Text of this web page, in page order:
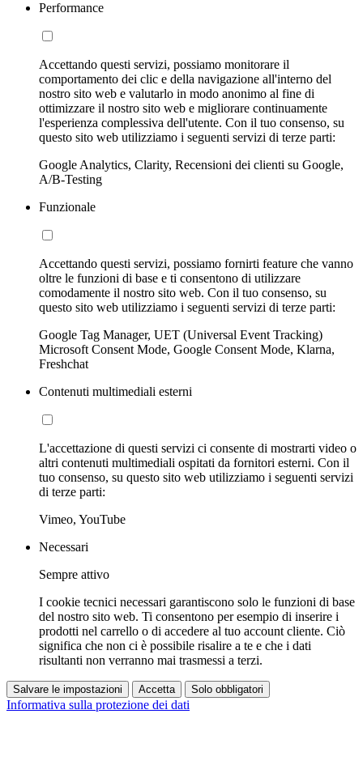
Performance
Accettando questi servizi, possiamo monitorare il
comportamento dei clic e della navigazione all'interno del
nostro sito web e valutarlo in modo anonimo al fine di
ottimizzare il nostro sito web e migliorare continuamente
l'esperienza complessiva dell'utente. Con il tuo consenso, su
questo sito web utilizziamo i seguenti servizi di terze parti:
Google Analytics, Clarity, Recensioni dei clienti su Google,
A/B-Testing
Funzionale
Accettando questi servizi, possiamo fornirti feature che vanno
oltre le funzioni di base e ti consentono di utilizzare
comodamente il nostro sito web. Con il tuo consenso, su
questo sito web utilizziamo i seguenti servizi di terze parti:
Google Tag Manager, UET (Universal Event Tracking)
Microsoft Consent Mode, Google Consent Mode, Klarna,
Freshchat
Contenuti multimediali esterni
L'accettazione di questi servizi ci consente di mostrarti video o
altri contenuti multimediali ospitati da fornitori esterni. Con il
tuo consenso, su questo sito web utilizziamo i seguenti servizi
di terze parti:
Vimeo, YouTube
Necessari
Sempre attivo
I cookie tecnici necessari garantiscono solo le funzioni di base
del nostro sito web. Ti consentono per esempio di inserire i
prodotti nel carrello o di accedere al tuo account cliente. Ciò
significa che non ci è possibile risalire a te e che i dati
risultanti non verranno mai trasmessi a terzi.
Salvare le impostazioni Accetta Solo obbligatori
Informativa sulla protezione dei dati